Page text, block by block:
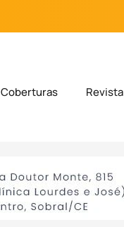
Coberturas Revista